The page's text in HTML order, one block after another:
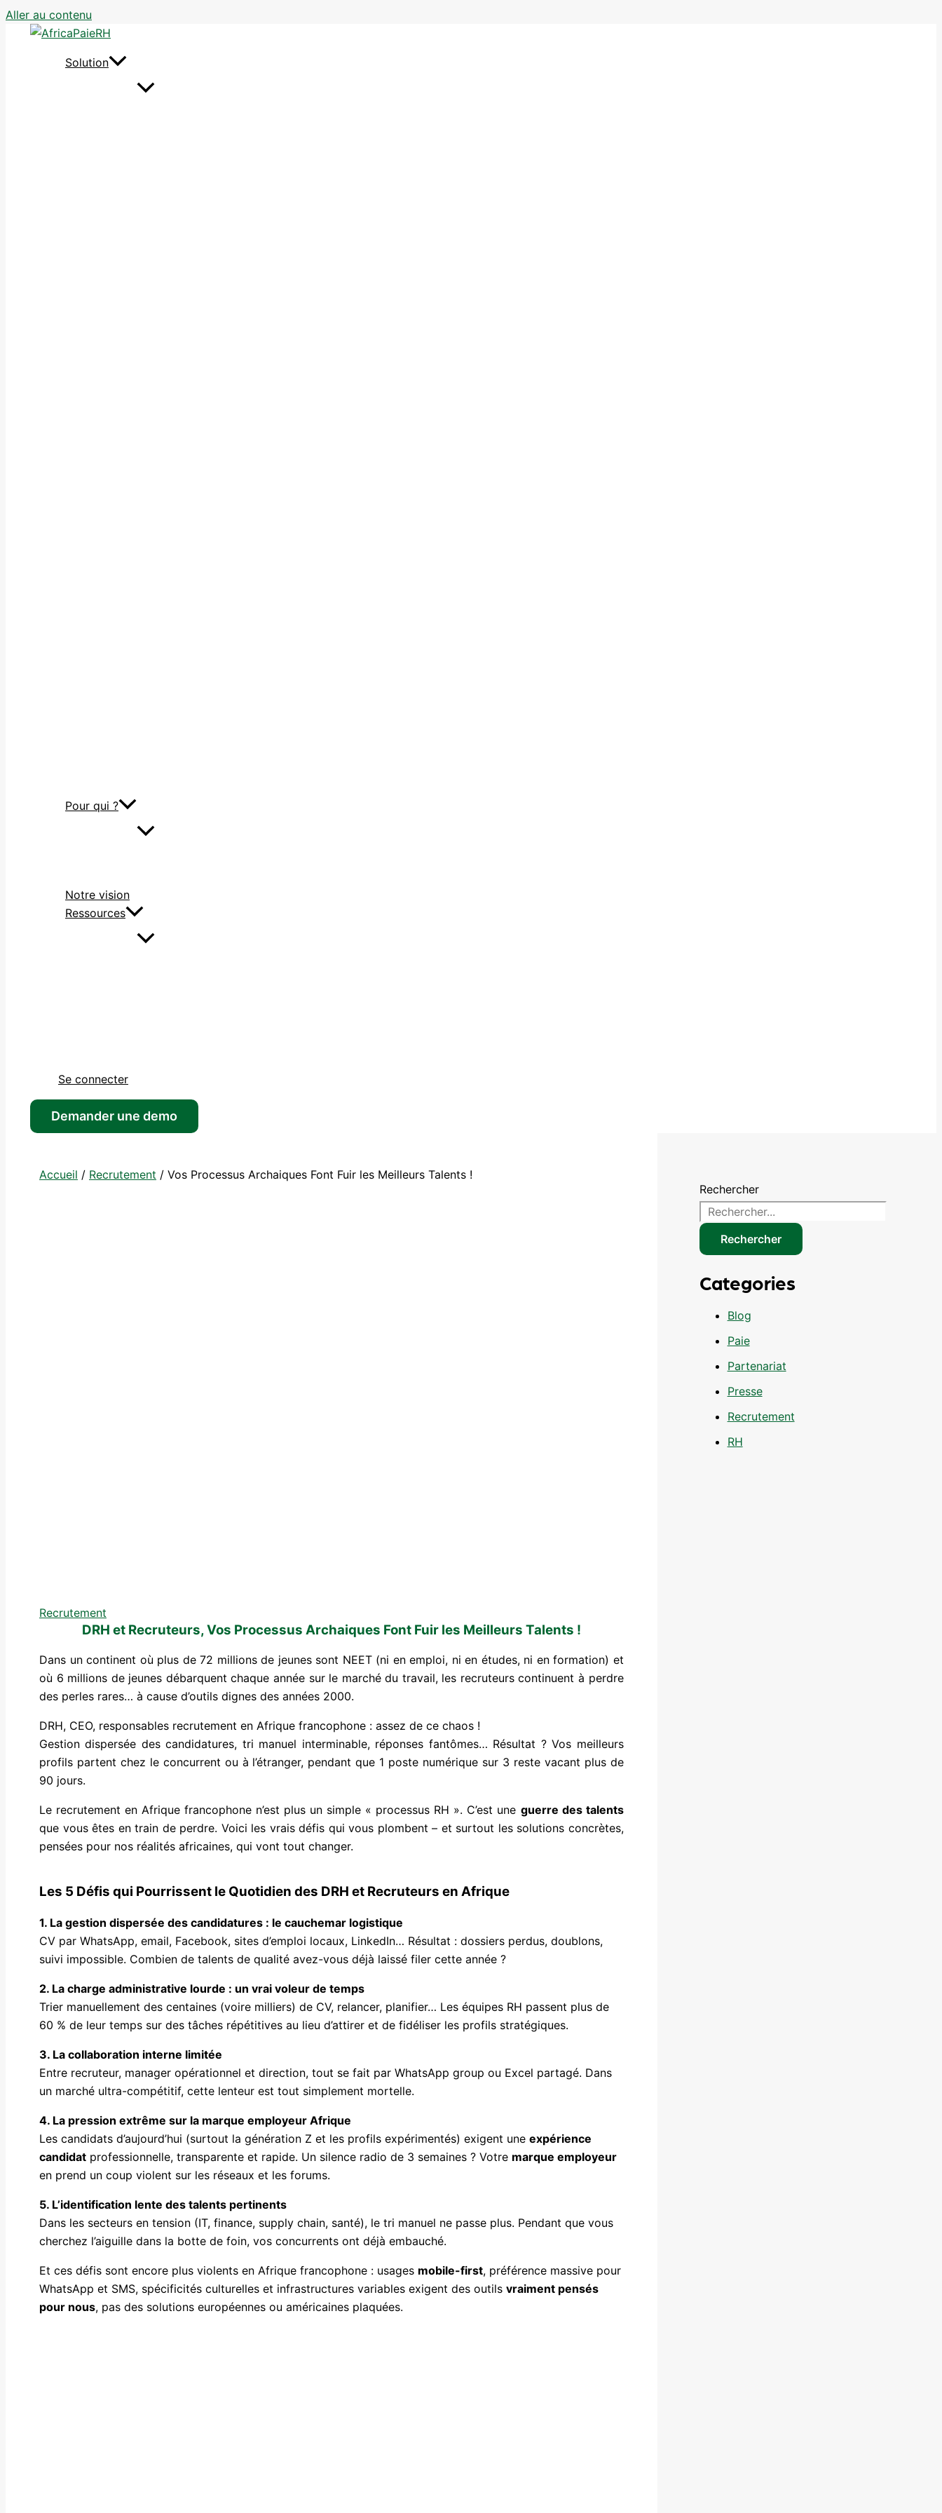
Aller au contenu
Solution
Pour qui ?
Notre vision
Ressources
Se connecter
Demander une demo
Accueil / Recrutement / Vos Processus Archaiques Font Fuir les Meilleurs Talents !
Recrutement
DRH et Recruteurs, Vos Processus Archaiques Font Fuir les Meilleurs Talents !
Dans un continent où plus de 72 millions de jeunes sont NEET (ni en emploi, ni en études, ni en formation) et
où 6 millions de jeunes débarquent chaque année sur le marché du travail, les recruteurs continuent à perdre
des perles rares… à cause d’outils dignes des années 2000.
DRH, CEO, responsables recrutement en Afrique francophone : assez de ce chaos !
Gestion dispersée des candidatures, tri manuel interminable, réponses fantômes… Résultat ? Vos meilleurs
profils partent chez le concurrent ou à l’étranger, pendant que 1 poste numérique sur 3 reste vacant plus de
90 jours.
Le recrutement en Afrique francophone n’est plus un simple « processus RH ». C’est une guerre des talents
que vous êtes en train de perdre. Voici les vrais défis qui vous plombent – et surtout les solutions concrètes,
pensées pour nos réalités africaines, qui vont tout changer.
Les 5 Défis qui Pourrissent le Quotidien des DRH et Recruteurs en Afrique
1. La gestion dispersée des candidatures : le cauchemar logistique
CV par WhatsApp, email, Facebook, sites d’emploi locaux, LinkedIn… Résultat : dossiers perdus, doublons,
suivi impossible. Combien de talents de qualité avez-vous déjà laissé filer cette année ?
2. La charge administrative lourde : un vrai voleur de temps
Trier manuellement des centaines (voire milliers) de CV, relancer, planifier… Les équipes RH passent plus de
60 % de leur temps sur des tâches répétitives au lieu d’attirer et de fidéliser les profils stratégiques.
3. La collaboration interne limitée
Entre recruteur, manager opérationnel et direction, tout se fait par WhatsApp group ou Excel partagé. Dans
un marché ultra-compétitif, cette lenteur est tout simplement mortelle.
4. La pression extrême sur la marque employeur Afrique
Les candidats d’aujourd’hui (surtout la génération Z et les profils expérimentés) exigent une expérience
candidat professionnelle, transparente et rapide. Un silence radio de 3 semaines ? Votre marque employeur
en prend un coup violent sur les réseaux et les forums.
5. L’identification lente des talents pertinents
Dans les secteurs en tension (IT, finance, supply chain, santé), le tri manuel ne passe plus. Pendant que vous
cherchez l’aiguille dans la botte de foin, vos concurrents ont déjà embauché.
Et ces défis sont encore plus violents en Afrique francophone : usages mobile-first, préférence massive pour
WhatsApp et SMS, spécificités culturelles et infrastructures variables exigent des outils vraiment pensés
pour nous, pas des solutions européennes ou américaines plaquées.
Rechercher
Rechercher
Categories
Blog
Paie
Partenariat
Presse
Recrutement
RH